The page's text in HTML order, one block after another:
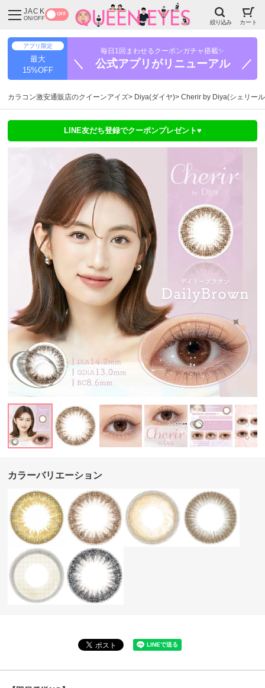
JACK
ON/OFF
OFF
絞り込み カート
アプリ限定
最大
15%OFF
毎日1回まわせるクーポンガチャ搭載✨
＼ 公式アプリがリニューアル ／
カラコン激安通販店のクイーンアイズ Diya(ダイヤ) Cherir by Diya(シェリー
LINE友だち登録でクーポンプレゼント♥
カラーバリエーション